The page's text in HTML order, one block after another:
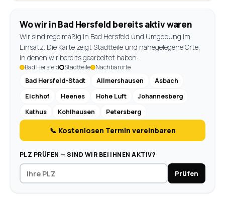
Wo wir in Bad Hersfeld bereits aktiv waren
Wir sind regelmäßig in Bad Hersfeld und Umgebung im
Einsatz. Die Karte zeigt Stadtteile und nahegelegene Orte,
in denen wir bereits gearbeitet haben.
Bad Hersfeld Stadtteile
Nachbarorte
Bad Hersfeld-Stadt
Allmershausen
Asbach
Eichhof
Heenes Hohe Luft
Johannesberg
Kathus
Kohlhausen Petersberg
📞 Kostenlosen Termin vereinbaren
PLZ PRÜFEN — SIND WIR BEI IHNEN AKTIV?
Prüfen